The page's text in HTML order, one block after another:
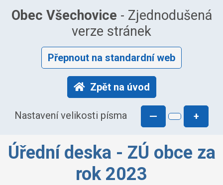
Obec Všechovice - Zjednodušená
verze stránek
Přepnout na standardní web
Zpět na úvod
Nastavení velikosti písma — +
Úřední deska - ZÚ obce za
rok 2023